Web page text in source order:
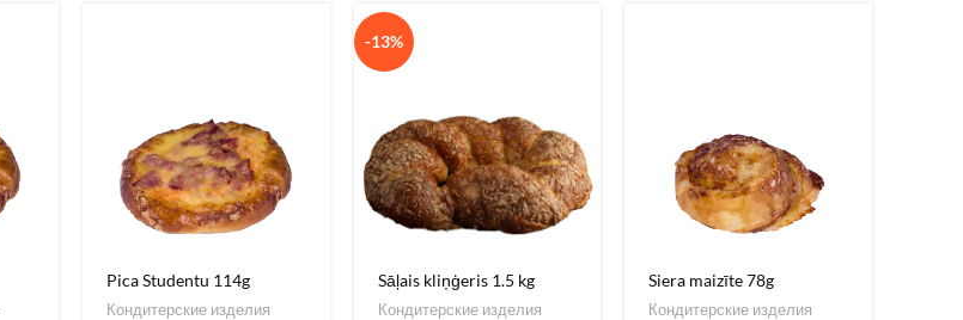
Pica Studentu 114g
Кондитерские изделия
-13%
Sāļais kliņģeris 1.5 kg
Кондитерские изделия
Siera maizīte 78g
Кондитерские изделия